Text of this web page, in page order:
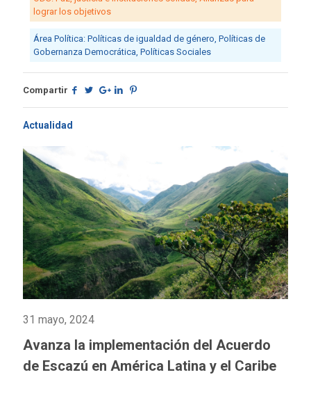
lograr los objetivos
Área Política: Políticas de igualdad de género, Políticas de
Gobernanza Democrática, Políticas Sociales
Compartir
Actualidad
31 mayo, 2024
Avanza la implementación del Acuerdo
de Escazú en América Latina y el Caribe